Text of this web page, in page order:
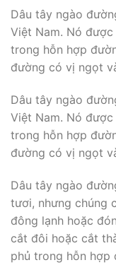
Dâu tây ngào
Việt Nam. Nó
trong hỗn hợp
đường có vị ngọt
Dâu tây ngào
Việt Nam. Nó
trong hỗn hợp
đường có vị ngọt
Dâu tây ngào
tươi, nhưng chúng
đông lạnh hoặc
cắt đôi hoặc cắt
phủ trong hỗn hợp